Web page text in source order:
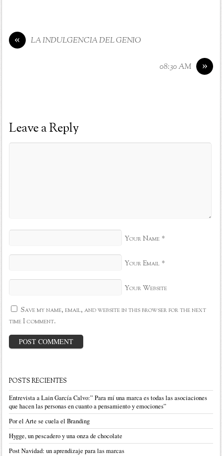
« LA INDULGENCIA DEL GENIO
»
08:30 AM
Leave a Reply
Your Name *
Your Email *
Your Website
Save my name, email, and website in this browser for the next
time I comment.
POSTS RECIENTES
Entrevista a Lain García Calvo:” Para mí una marca es todas las asociaciones
que hacen las personas en cuanto a pensamiento y emociones”
Por el Arte se cuela el Branding
Hygge, un pescadero y una onza de chocolate
Post Navidad: un aprendizaje para las marcas